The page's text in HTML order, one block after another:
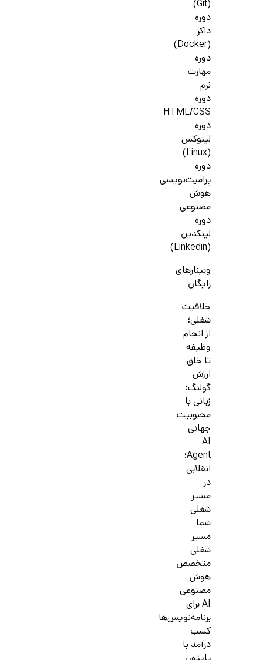
(Git)
دوره
داکر
(Docker)
دوره
مهارت
نرم
دوره
HTML/CSS
دوره
لینوکس
(Linux)
دوره
پرامپت‌نویسی
هوش
مصنوعی
دوره
لینکدین
(Linkedin)
وبینارهای
رایگان
خلاقیت
شغلی؛
از انجام
وظیفه
تا خلق
ارزش
گولنگ؛
زبانی با
محبوبیت
جهانی
AI
Agent؛
انقلابی
در
مسیر
شغلی
شما
مسیر
شغلی
متخصص
هوش
مصنوعی
AI برای
برنامه‌نویس‌ها
کسب
درآمد با